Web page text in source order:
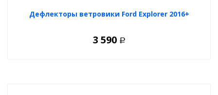
Дефлекторы ветровики Ford Explorer 2016+
3 590 Р